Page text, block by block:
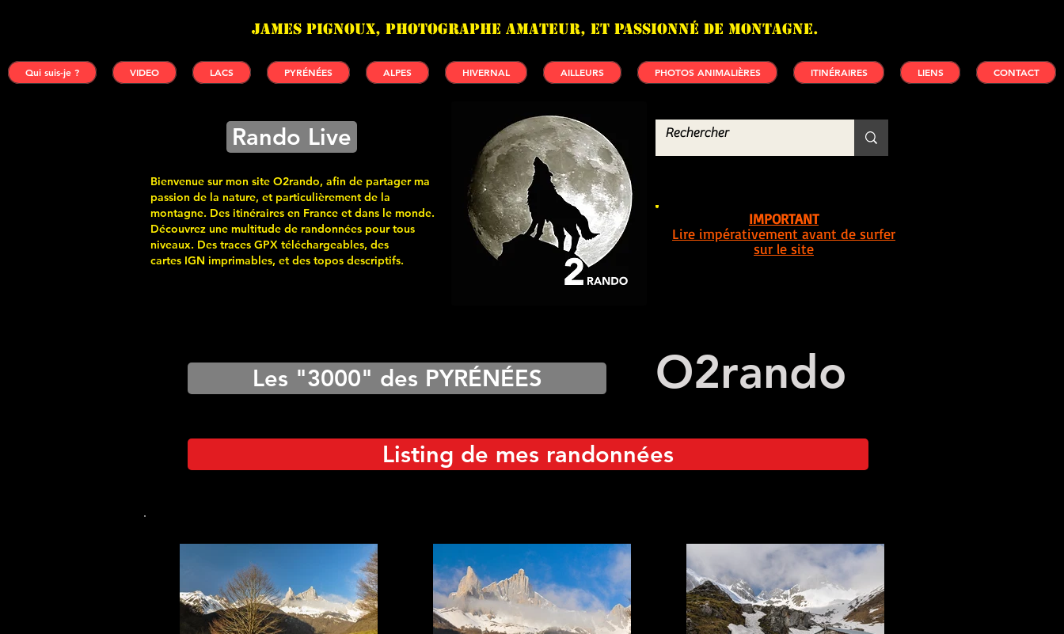
James PIGNOUX, photographe amateur, et passionné de montagne.
Qui suis-je ? VIDEO LACS PYRÉNÉES ALPES HIVERNAL AILLEURS PHOTOS ANIMALIÈRES ITINÉRAIRES LIENS CONTACT
Rando Live
Bienvenue sur mon site O2rando, afin de partager ma
passion de la nature, et particulièrement de la
montagne. Des itinéraires en France et dans le monde.
Découvrez une multitude de randonnées pour tous
niveaux. Des traces GPX téléchargeables, des
cartes IGN imprimables, et des topos descriptifs.
IMPORTANT
Lire impérativement avant de surfer
sur le site
Les "3000" des PYRÉNÉES O2rando
Listing de mes randonnées